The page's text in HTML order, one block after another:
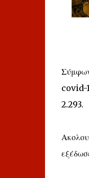
covid-
2.293.